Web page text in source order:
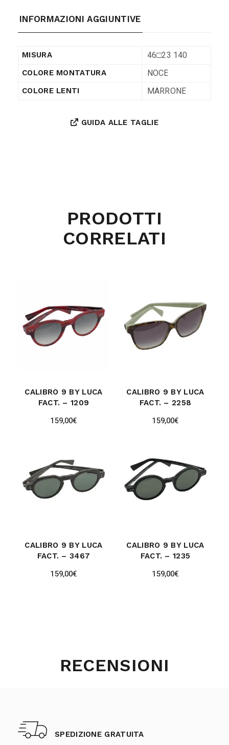
INFORMAZIONI AGGIUNTIVE
MISURA 46□23 140
COLORE MONTATURA NOCE
COLORE LENTI MARRONE
GUIDA ALLE TAGLIE
PRODOTTI
CORRELATI
CALIBRO 9 BY LUCA
FACT. – 1209
159,00€
CALIBRO 9 BY LUCA
FACT. – 2258
159,00€
CALIBRO 9 BY LUCA
FACT. – 3467
159,00€
CALIBRO 9 BY LUCA
FACT. – 1235
159,00€
RECENSIONI
SPEDIZIONE GRATUITA